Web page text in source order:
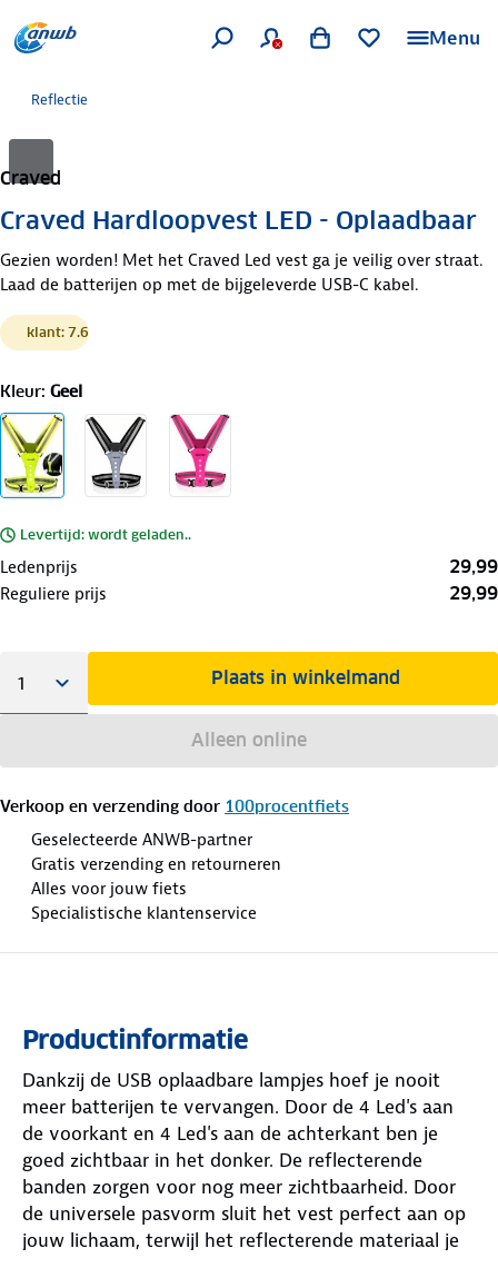
Menu
Reflectie
Craved
Craved Hardloopvest LED - Oplaadbaar
Gezien worden! Met het Craved Led vest ga je veilig over straat.
Laad de batterijen op met de bijgeleverde USB-C kabel.
klant: 7.6
Kleur: Geel
Levertijd: wordt geladen..
Ledenprijs 29,99
Reguliere prijs 29,99
Plaats in winkelmand
Alleen online
Verkoop en verzending door 100procentfiets
Geselecteerde ANWB-partner
Gratis verzending en retourneren
Alles voor jouw fiets
Specialistische klantenservice
Productinformatie
Dankzij de USB oplaadbare lampjes hoef je nooit
meer batterijen te vervangen. Door de 4 Led's aan
de voorkant en 4 Led's aan de achterkant ben je
goed zichtbaar in het donker. De reflecterende
banden zorgen voor nog meer zichtbaarheid. Door
de universele pasvorm sluit het vest perfect aan op
jouw lichaam, terwijl het reflecterende materiaal je